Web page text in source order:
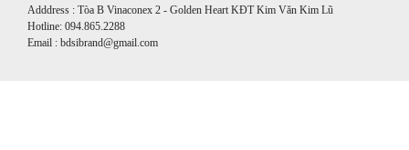
Adddress : Tòa B Vinaconex 2 - Golden Heart KĐT Kim Văn Kim Lũ
Hotline: 094.865.2288
Email : bdsibrand@gmail.com